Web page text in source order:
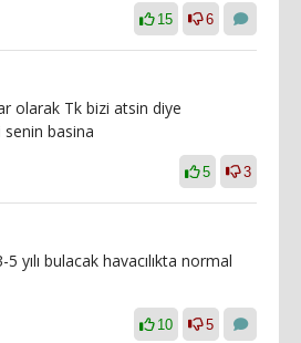
15 6
olarak Tk bizi atsin diye
basina
5 3
yılı bulacak havacılıkta normal
10 5